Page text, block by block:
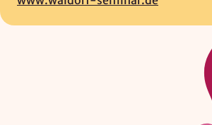
Rechtsgrundlage: Art. 6 Abs. 1 lit. f